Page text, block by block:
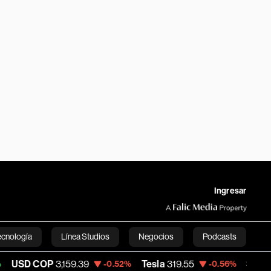
Ingresar
Línea Studios Negocios Podcasts
English
3,159.39 -0.52% Tesla 319.55 -0.56% Space X 114.855